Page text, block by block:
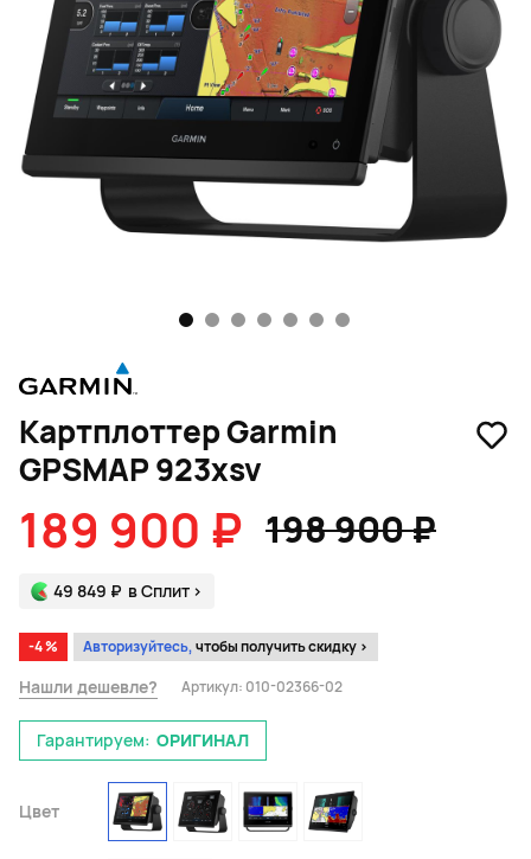
Картплоттер Garmin
GPSMAP 923xsv
189 900 ₽ 198 900 ₽
49 849 ₽ в Сплит >
-4 % Авторизуйтесь,чтобы получить скидку >
Нашли дешевле? Артикул: 010-02366-02
Гарантируем: ОРИГИНАЛ
Цвет
1 2 3 4 5 6 7